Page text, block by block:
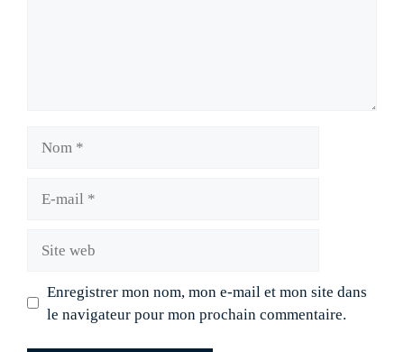
Enregistrer mon nom, mon e-mail et mon site dans
le navigateur pour mon prochain commentaire.